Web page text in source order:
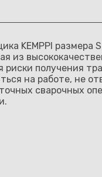
KEMPPI
из
риски получения
на работе, не
сварочных